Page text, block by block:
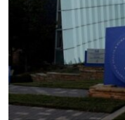
Learning English
СОЦИАЛЬНЫЕ СЕТИ